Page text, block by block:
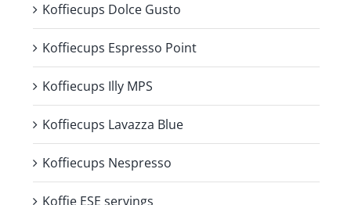
Koffiecups Dolce Gusto
Koffiecups Espresso Point
Koffiecups Illy MPS
Koffiecups Lavazza Blue
Koffiecups Nespresso
Koffie ESE servings